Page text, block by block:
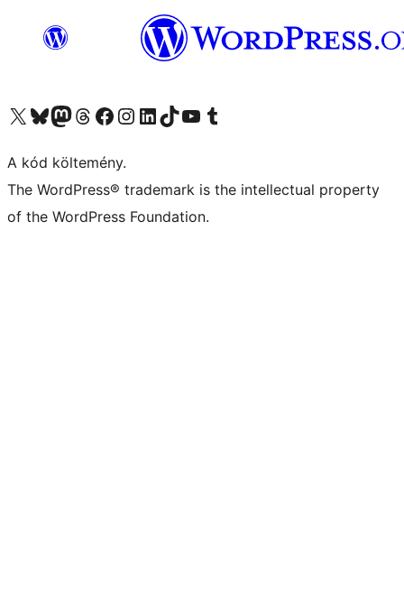
Visit our X (formerly Twitter) account
Visit our Bluesky account
Twitter csatornánk
Visit our Threads account
Facebook oldalunk megtekintése
Visit our Instagram account
Visit our LinkedIn account
Visit our TikTok account
Visit our YouTube channel
Visit our Tumblr account
A kód költemény.
The WordPress® trademark is the intellectual property
of the WordPress Foundation.